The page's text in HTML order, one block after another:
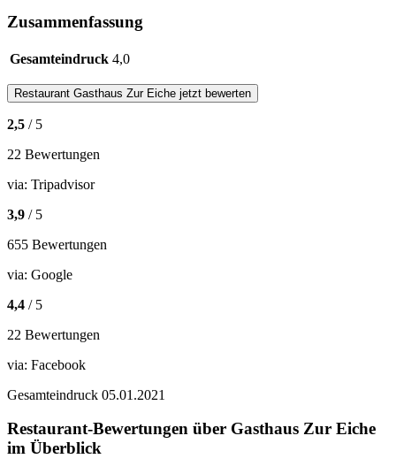
Zusammenfassung
Gesamteindruck 4,0
Restaurant Gasthaus Zur Eiche jetzt bewerten
2,5 / 5
22 Bewertungen
via: Tripadvisor
3,9 / 5
655 Bewertungen
via: Google
4,4 / 5
22 Bewertungen
via: Facebook
Gesamteindruck 05.01.2021
Restaurant-Bewertungen über Gasthaus Zur Eiche
im Überblick